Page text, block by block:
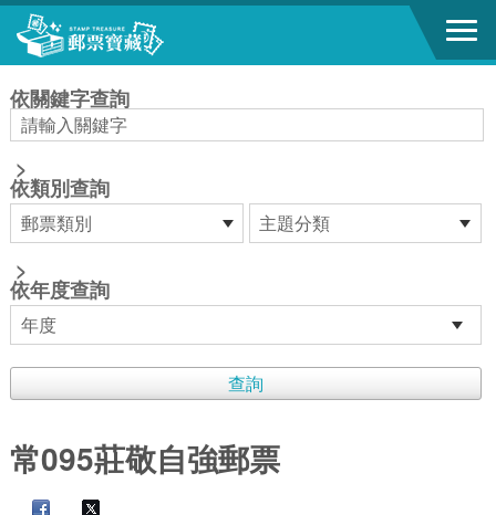
跳到主要內容區塊
依關鍵字查詢
>
依類別查詢
>
依年度查詢
常095莊敬自強郵票